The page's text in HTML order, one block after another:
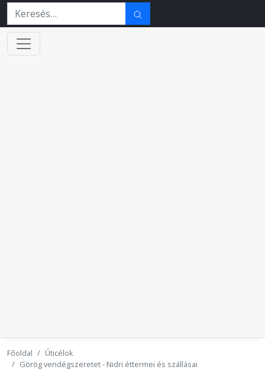
Főoldal
Úticélok
Görög vendégszeretet - Nidri éttermei és szállásai